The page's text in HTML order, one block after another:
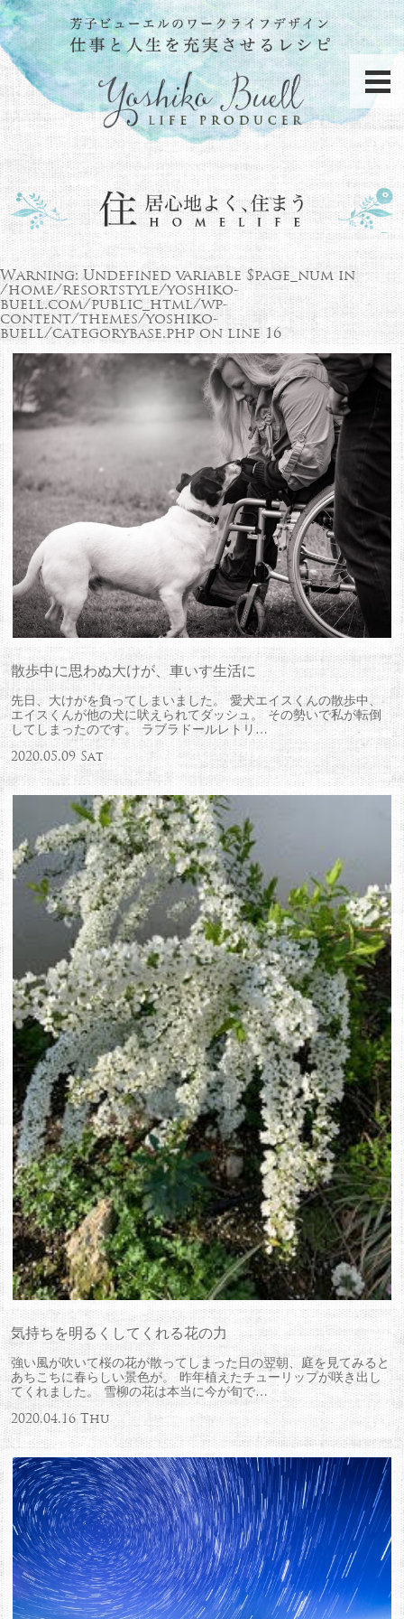
Warning: Undefined variable $page_num in
/home/resortstyle/yoshiko-
buell.com/public_html/wp-
content/themes/yoshiko-
buell/categorybase.phpon line16
散歩中に思わぬ大けが、車いす生活に
先日、大けがを負ってしまいました。 愛犬エイスくんの散歩中、
エイスくんが他の犬に吠えられてダッシュ。 その勢いで私が転倒
してしまったのです。 ラブラドールレトリ…
2020.05.09 Sat
気持ちを明るくしてくれる花の力
強い風が吹いて桜の花が散ってしまった日の翌朝、庭を見てみると
あちこちに春らしい景色が。 昨年植えたチューリップが咲き出し
てくれました。 雪柳の花は本当に今が旬で…
2020.04.16 Thu